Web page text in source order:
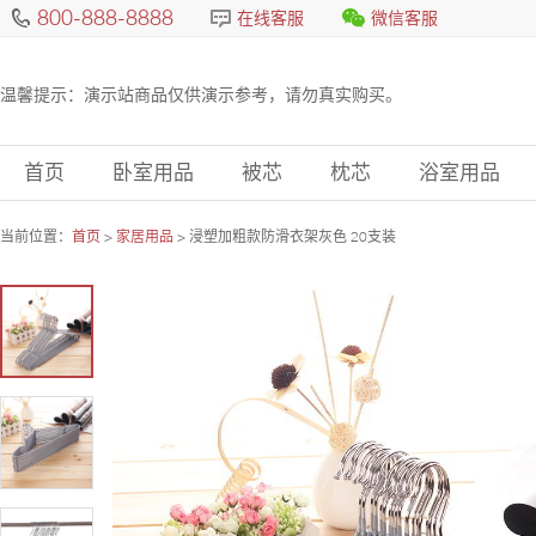
800-888-8888 在线客服 微信客服
温馨提示：演示站商品仅供演示参考，请勿真实购买。
首页 卧室用品 被芯 枕芯 浴室用品
当前位置： 首页 > 家居用品 > 浸塑加粗款防滑衣架灰色 20支装